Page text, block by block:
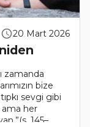
20 Mart 2026
zamanda
bize
sevgi gibi
ama her
145–